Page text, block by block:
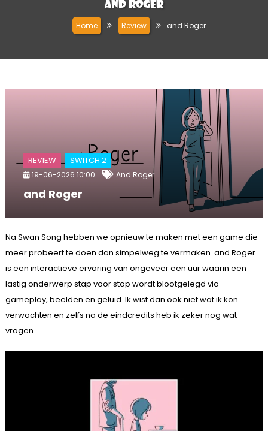
and Roger
Home Review and Roger
REVIEW SWITCH 2
19-06-2026 10:00 And Roger
and Roger
Na Swan Song hebben we opnieuw te maken met een game die
meer probeert te doen dan simpelweg te vermaken. and Roger
is een interactieve ervaring van ongeveer een uur waarin een
lastig onderwerp stap voor stap wordt blootgelegd via
gameplay, beelden en geluid. Ik wist dan ook niet wat ik kon
verwachten en zelfs na de eindcredits heb ik zeker nog wat
vragen.